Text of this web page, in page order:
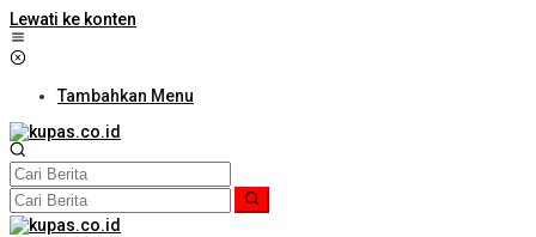
Lewati ke konten
Tambahkan Menu